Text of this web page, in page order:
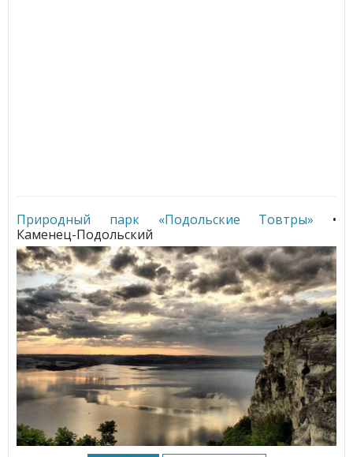
Природный парк «Подольские Товтры»
•
Каменец-Подольский